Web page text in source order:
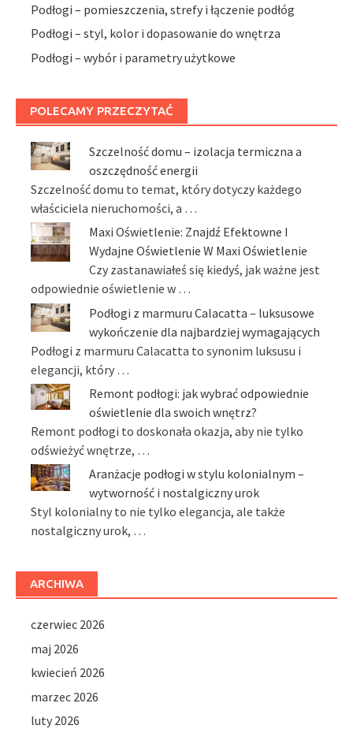
Podłogi – pomieszczenia, strefy i łączenie podłóg
Podłogi – styl, kolor i dopasowanie do wnętrza
Podłogi – wybór i parametry użytkowe
POLECAMY PRZECZYTAĆ
Szczelność domu – izolacja termiczna a
oszczędność energii
Szczelność domu to temat, który dotyczy każdego
właściciela nieruchomości, a …
Maxi Oświetlenie: Znajdź Efektowne I
Wydajne Oświetlenie W Maxi Oświetlenie
Czy zastanawiałeś się kiedyś, jak ważne jest
odpowiednie oświetlenie w …
Podłogi z marmuru Calacatta – luksusowe
wykończenie dla najbardziej wymagających
Podłogi z marmuru Calacatta to synonim luksusu i
elegancji, który …
Remont podłogi: jak wybrać odpowiednie
oświetlenie dla swoich wnętrz?
Remont podłogi to doskonała okazja, aby nie tylko
odświeżyć wnętrze, …
Aranżacje podłogi w stylu kolonialnym –
wytworność i nostalgiczny urok
Styl kolonialny to nie tylko elegancja, ale także
nostalgiczny urok, …
ARCHIWA
czerwiec 2026
maj 2026
kwiecień 2026
marzec 2026
luty 2026